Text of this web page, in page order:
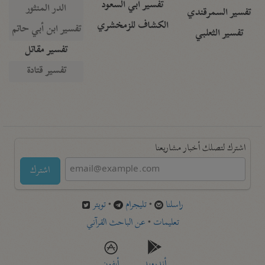
تفسير السمرقندي
تفسير الثعلبي
تفسير أبي السعود
الكشاف للزمخشري
الدر المنثور
تفسير ابن أبي حاتم
تفسير مقاتل
تفسير قتادة
اشترك لتصلك أخبار مشاريعنا
اشترك
راسلنا •تليجرام •تويتر
تعليمات •عن الباحث القرآني